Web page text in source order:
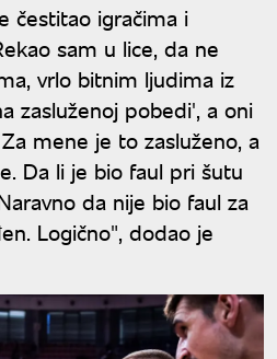
čestitao igračima i
sam u lice, da ne
vrlo bitnim ljudima iz
zasluženoj pobedi', a oni
mene je to zasluženo, a
Da li je bio faul pri šutu
da nije bio faul za
Logično", dodao je